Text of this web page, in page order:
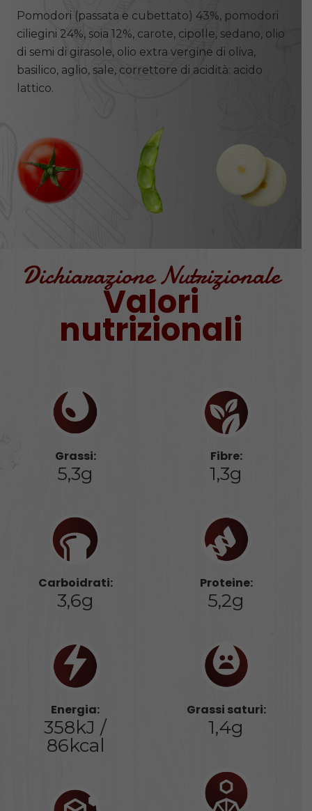
Pomodori (passata e cubettato) 43%, pomodori
ciliegini 24%, soia 12%, carote, cipolle, sedano, olio
di semi di girasole, olio extra vergine di oliva,
basilico, aglio, sale, correttore di acidità: acido
lattico.
Dichiarazione Nutrizionale
Valori
nutrizionali
Grassi:
5,3g
Carboidrati:
3,6g
Energia:
358kJ /
86kcal
Fibre:
1,3g
Proteine:
5,2g
Grassi saturi:
1,4g